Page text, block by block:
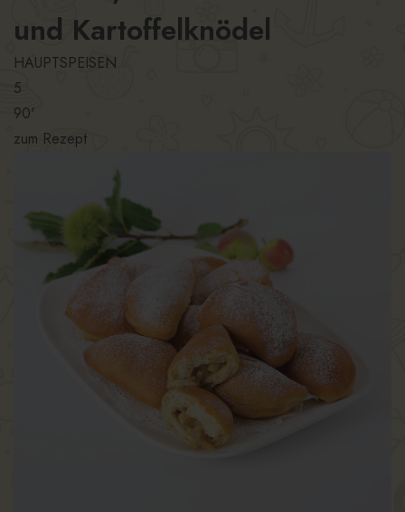
und Kartoffelknödel
HAUPTSPEISEN
5
90'
zum Rezept